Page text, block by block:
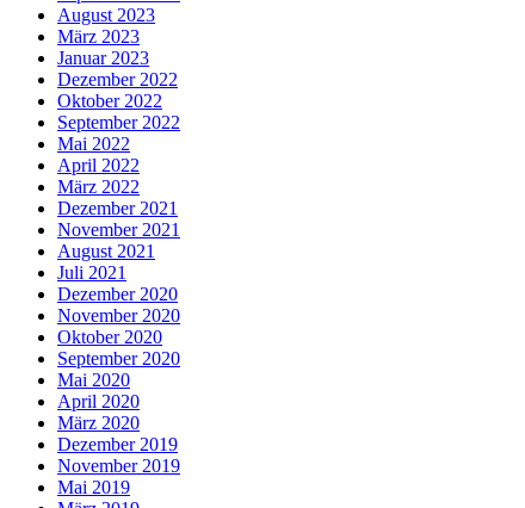
August 2023
März 2023
Januar 2023
Dezember 2022
Oktober 2022
September 2022
Mai 2022
April 2022
März 2022
Dezember 2021
November 2021
August 2021
Juli 2021
Dezember 2020
November 2020
Oktober 2020
September 2020
Mai 2020
April 2020
März 2020
Dezember 2019
November 2019
Mai 2019